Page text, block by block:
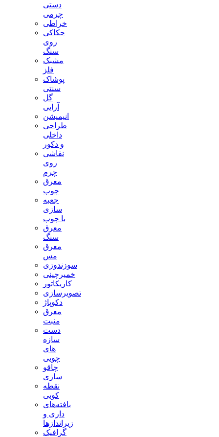
دستی
چرمی
خراطی
حکاکی
روی
سنگ
مشبک
فلز
پوشاک
سنتی
گل
آرایی
انیمیشن
طراحی
داخلی
و دکور
نقاشی
روی
چرم
معرق
چوب
جعبه
سازی
با چوب
معرق
سنگ
معرق
مس
سوزندوزی
خمیرچینی
کاریکاتور
تصویرسازی
دکوپاژ
معرق
منبت
دست
سازه
های
چوبی
چاقو
سازی
نقطه
کوبی
بافته‌های
داری و
زیراندازها
گرافیک